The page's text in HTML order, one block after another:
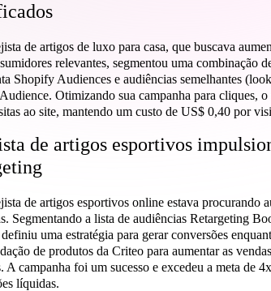
de artigos de luxo para casa, que buscava
relevantes, segmentou uma combinação
Shopify Audiences e audiências semelhantes
Otimizando sua campanha para cliques,
ao site, mantendo um custo de US$ 0,40 por
de artigos esportivos
de artigos esportivos online estava procurando
Segmentando a lista de audiências Retargeting
uma estratégia para gerar conversões
de produtos da Criteo para aumentar as
A campanha foi um sucesso e excedeu a meta de
líquidas.